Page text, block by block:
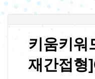
키움키워
재간접형